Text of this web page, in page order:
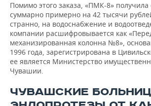
Помимо этого заказа, «ПМК-8»
суммарно примерно на 42 тысячи
странно, на водоснабжение и
компании расшифровывается как
механизированная колонна №8»,
1996 года, зарегистрирована в
ее является Министерство
Чувашии.
ЧУВАШСКИЕ